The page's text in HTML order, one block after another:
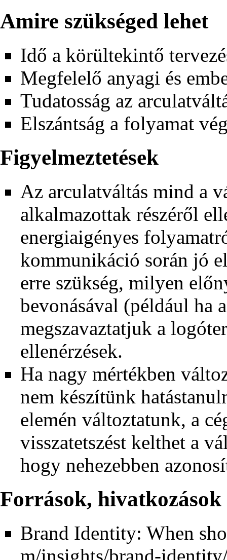
Amire szükséged lehet
Idő a körültekintő
Megfelelő anyagi és
Tudatosság az
Elszántság a folyamat
Figyelmeztetések
Az arculatváltás mind a
alkalmazottak részéről
energiaigényes
kommunikáció során jó
erre szükség, milyen
bevonásával (például ha
megszavaztatjuk a
ellenérzések.
Ha nagy mértékben
nem készítünk
elemén változtatunk, a
visszatetszést kelthet a
hogy nehezebben
Források, hivatkozások
Brand Identity: When